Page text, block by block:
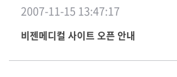
2007-11-15 13:47:17
비젠메디컬 사이트 오픈 안내